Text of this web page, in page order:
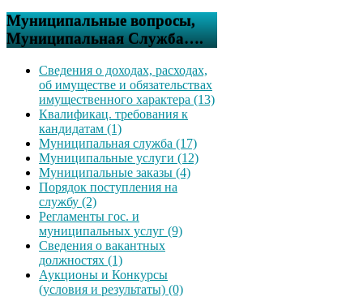
Муниципальные вопросы,
Муниципальная Служба….
Сведения о доходах, расходах,
об имуществе и обязательствах
имущественного характера (13)
Квалификац. требования к
кандидатам (1)
Муниципальная служба (17)
Муниципальные услуги (12)
Муниципальные заказы (4)
Порядок поступления на
службу (2)
Регламенты гос. и
муниципальных услуг (9)
Сведения о вакантных
должностях (1)
Аукционы и Конкурсы
(условия и результаты) (0)